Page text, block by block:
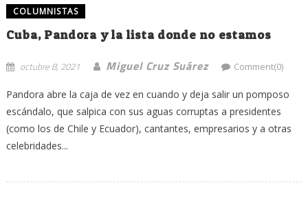
COLUMNISTAS
Cuba, Pandora y la lista donde no estamos
octubre 8, 2021 Miguel Cruz Suárez Comment(0)
Pandora abre la caja de vez en cuando y deja salir un pomposo
escándalo, que salpica con sus aguas corruptas a presidentes
(como los de Chile y Ecuador), cantantes, empresarios y a otras
celebridades...